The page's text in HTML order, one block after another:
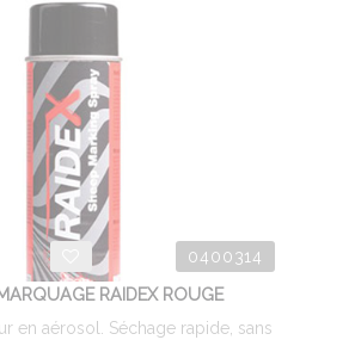
0400314
RAIDEX ROUGE
en aérosol. Séchage rapide, sans